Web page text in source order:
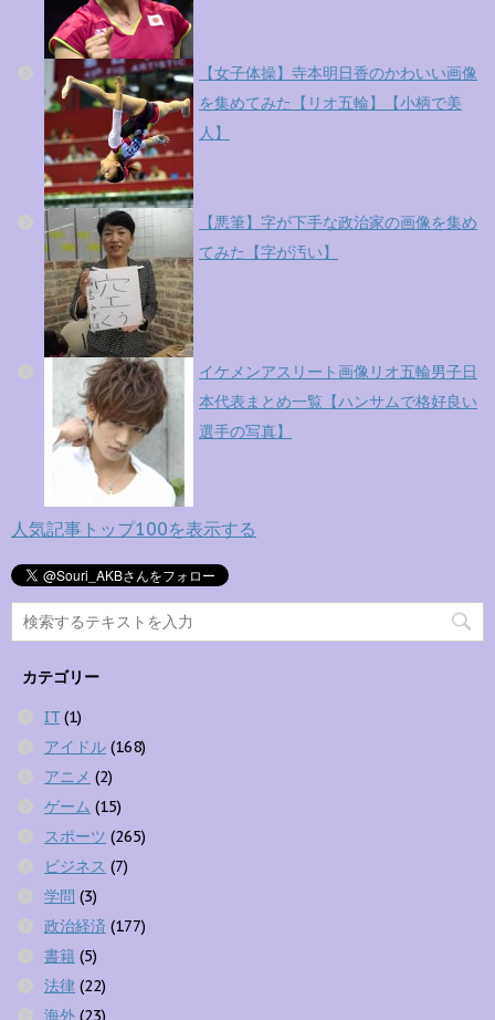
【女子体操】寺本明日香のかわいい画像
を集めてみた【リオ五輪】【小柄で美
人】
【悪筆】字が下手な政治家の画像を集め
てみた【字が汚い】
イケメンアスリート画像リオ五輪男子日
本代表まとめ一覧【ハンサムで格好良い
選手の写真】
人気記事トップ100を表示する
カテゴリー
IT (1)
アイドル (168)
アニメ (2)
ゲーム (15)
スポーツ (265)
ビジネス (7)
学問 (3)
政治経済 (177)
書籍 (5)
法律 (22)
海外 (23)